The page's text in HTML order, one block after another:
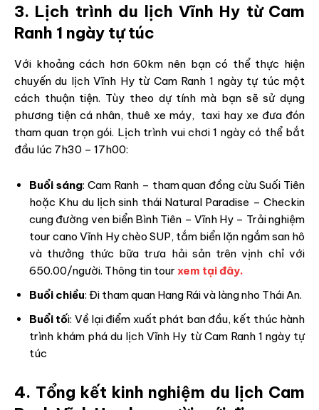
3. Lịch trình du lịch Vĩnh Hy từ Cam
Ranh 1 ngày tự túc
Với khoảng cách hơn 60km nên bạn có thể thực hiện
chuyến du lịch Vĩnh Hy từ Cam Ranh 1 ngày tự túc một
cách thuận tiện. Tùy theo dự tính mà bạn sẽ sử dụng
phương tiện cá nhân, thuê xe máy, taxi hay xe đưa đón
tham quan trọn gói. Lịch trình vui chơi 1 ngày có thể bắt
đầu lúc 7h30 – 17h00:
Buổi sáng: Cam Ranh – tham quan đồng cừu Suối Tiên
hoặc Khu du lịch sinh thái Natural Paradise – Checkin
cung đường ven biển Bình Tiên – Vĩnh Hy – Trải nghiệm
tour cano Vĩnh Hy chèo SUP, tắm biển lặn ngắm san hô
và thưởng thức bữa trưa hải sản trên vịnh chỉ với
650.00/người. Thông tin tour xem tại đây.
Buổi chiều: Đi tham quan Hang Rái và làng nho Thái An.
Buổi tối: Về lại điểm xuất phát ban đầu, kết thúc hành
trình khám phá du lịch Vĩnh Hy từ Cam Ranh 1 ngày tự
túc
4. Tổng kết kinh nghiệm du lịch Cam